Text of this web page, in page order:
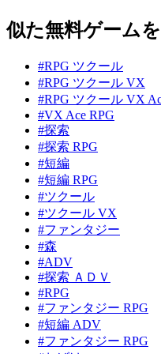
似た無料ゲーム
#RPG ツクール
#RPG ツクール VX
#RPG ツクール VX
#VX Ace RPG
#探索
#探索 RPG
#短編
#短編 RPG
#ツクール
#ツクール VX
#ファンタジー
#森
#ADV
#探索 ＡＤＶ
#RPG
#ファンタジー RPG
#短編 ADV
#ファンタジー RPG